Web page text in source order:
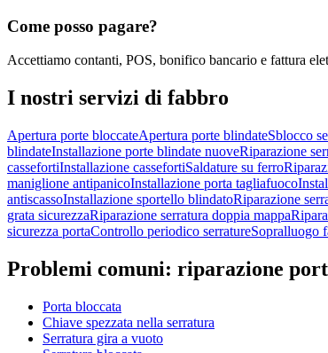
Come posso pagare?
Accettiamo contanti, POS, bonifico bancario e fattura
I nostri servizi di fabbro
Apertura porte bloccateApertura porte blindateSblocco
blindateInstallazione porte blindate nuoveRiparazione
cassefortiInstallazione cassefortiSaldature su ferro
maniglione antipanicoInstallazione porta tagliafuoco
antiscassoInstallazione sportello blindatoRiparazione
grata sicurezzaRiparazione serratura doppia mappa
sicurezza portaControllo periodico serratureSopralluogo
Problemi comuni: riparazione
Porta bloccata
Chiave spezzata nella serratura
Serratura gira a vuoto